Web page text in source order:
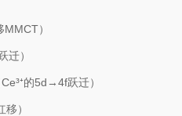
）
迁）
⁺的5d→4f跃迁）
移）